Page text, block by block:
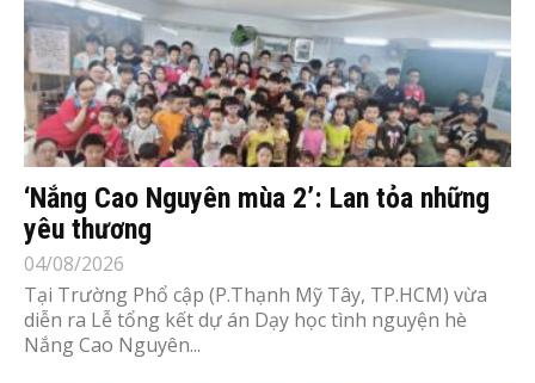
‘Nắng Cao Nguyên mùa 2’: Lan tỏa những
yêu thương
04/08/2026
Tại Trường Phổ cập (P.Thạnh Mỹ Tây, TP.HCM) vừa
diễn ra Lễ tổng kết dự án Dạy học tình nguyện hè
Nắng Cao Nguyên...